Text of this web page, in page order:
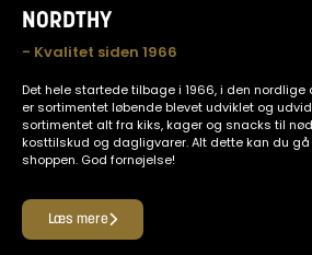
NORDTHY
- Kvalitet siden 1966
Det hele startede tilbage i 1966, i den nordlige
er sortimentet løbende blevet udviklet og
sortimentet alt fra kiks, kager og snacks til
kosttilskud og dagligvarer. Alt dette kan du
shoppen. God fornøjelse!
Læs mere